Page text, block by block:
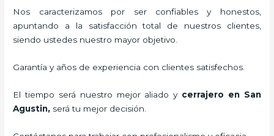
Nos caracterizamos por ser confiables y honestos,
apuntando a la satisfacción total de nuestros clientes,
siendo ustedes nuestro mayor objetivo.
Garantía y años de experiencia con clientes satisfechos.
El tiempo será nuestro mejor aliado y cerrajero en San
Agustin, será tu mejor decisión.